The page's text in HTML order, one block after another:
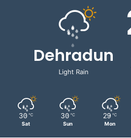
Dehradun
Light Rain
30 ℃
Sat
30 ℃
Sun
29 ℃
Mon